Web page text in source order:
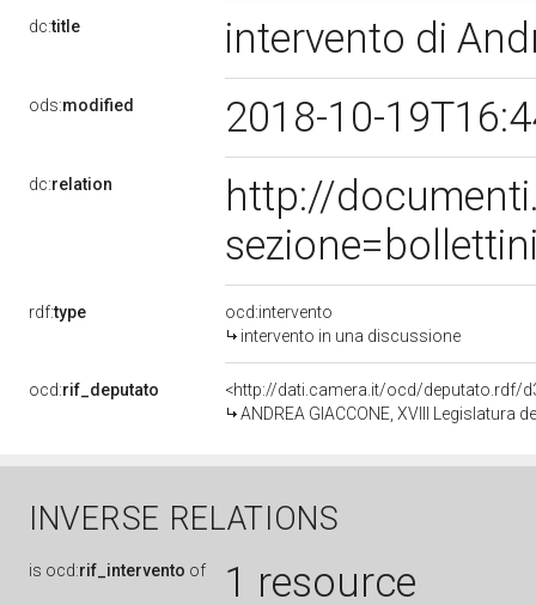
dc:title intervento di
ods:modified 2018-10-
dc:relation
http://
rdf:type
ocd:intervento
intervento in una discussione
ocd:rif_deputato
<http://dati.camera.it/ocd/deputato.rdf/
ANDREA GIACCONE, XVIII Legislatura
INVERSE RELATIONS
is ocd:rif_intervento of 1 resource